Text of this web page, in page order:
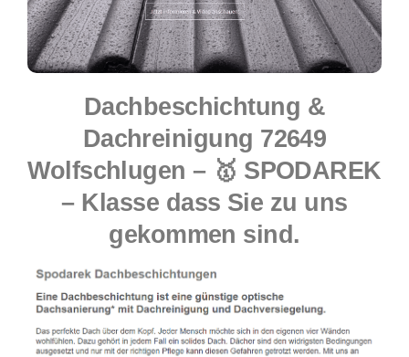
Dachbeschichtung &
Dachreinigung 72649
Wolfschlugen – 🥇 SPODAREK
– Klasse dass Sie zu uns
gekommen sind.